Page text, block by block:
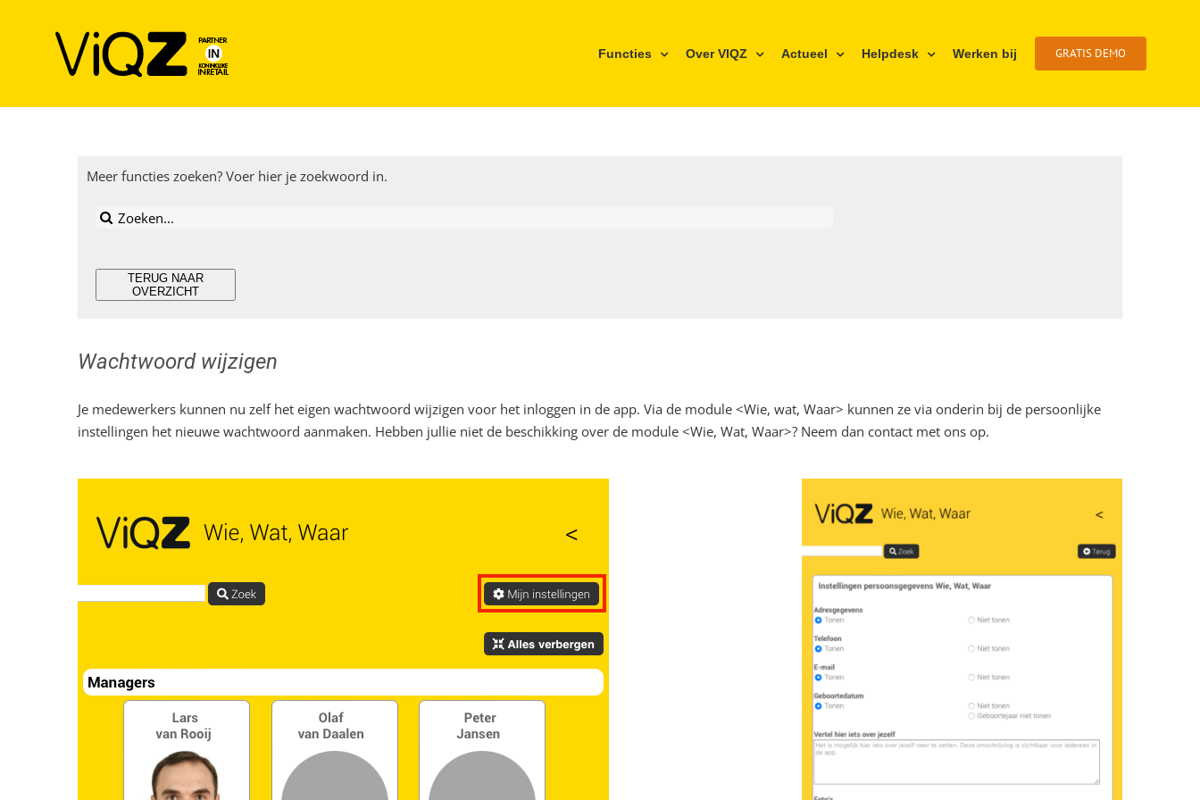
Functies Over VIQZ Actueel Helpdesk Werken bij GRATIS DEMO
Meer functies zoeken? Voer hier je zoekwoord in.
Zoeken
TERUG NAAR
OVERZICHT
Wachtwoord wijzigen
Je medewerkers kunnen nu zelf het eigen wachtwoord wijzigen voor het inloggen in de app. Via de module <Wie, wat, Waar> kunnen ze via onderin bij de persoonlijke
instellingen het nieuwe wachtwoord aanmaken. Hebben jullie niet de beschikking over de module <Wie, Wat, Waar>? Neem dan contact met ons op.